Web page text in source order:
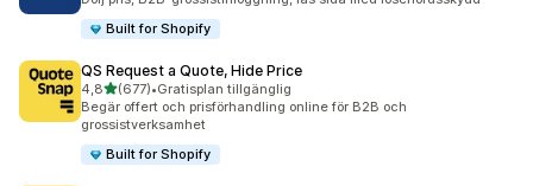
Built for Shopify
QS Request a Quote, Hide Price
4,8av 5 stjärnor
(677)
677 recensioner totalt
•Gratisplan tillgänglig
Begär offert och prisförhandling online för B2B och
grossistverksamhet
Built for Shopify